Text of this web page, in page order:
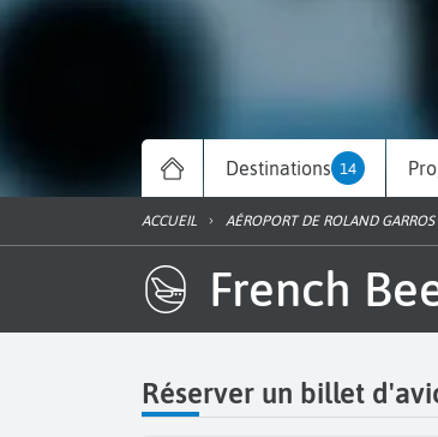
Destinations 14
ACCUEIL AÉROPORT DE ROLAND GARROS
French
Réserver un billet